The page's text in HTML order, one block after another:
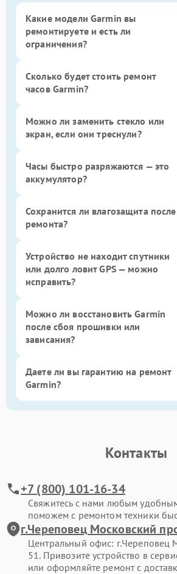
Какие модели Garmin вы
ремонтируете и есть ли
ограничения?
Сколько будет стоить ремонт
часов Garmin?
Можно ли заменить стекло или
экран, если они треснули?
Часы быстро разряжаются — это
аккумулятор?
Сохранится ли влагозащита после
ремонта?
Устройство не находит спутники
или долго ловит GPS — можно
исправить?
Можно ли восстановить Garmin
после сбоя прошивки или
зависания?
Даете ли вы гарантию на ремонт
Garmin?
Контакты
+7 (800) 101-16-34
Свяжитесь с нами любым
поможем с ремонтом техники
г.Череповец Московский
Центральный офис: г.Череповец
51. Привозите устройство в
или оформляйте ремонт с